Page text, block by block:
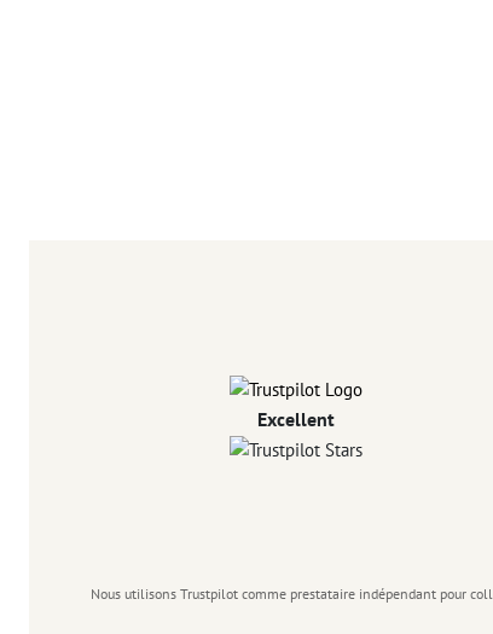
Excellent
Nous utilisons Trustpilot comme prestataire indépendant pour